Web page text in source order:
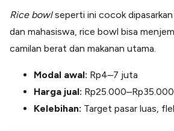
Rice bowlseperti ini cocok
dan mahasiswa, rice bowl bisa
camilan berat dan makanan utama.
Modal awal: Rp4–7 juta
Harga jual:
Kelebihan: Target pasar luas,